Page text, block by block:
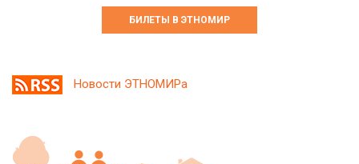
БИЛЕТЫ В ЭТНОМИР
Новости ЭТНОМИРа